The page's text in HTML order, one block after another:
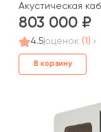
Акустическая
803 000
4.5оценок (1)
В корзину